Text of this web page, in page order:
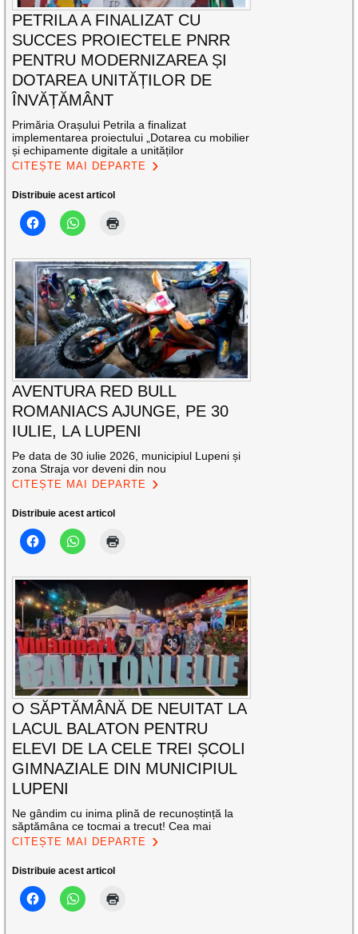
PETRILA A FINALIZAT CU
SUCCES PROIECTELE PNRR
PENTRU MODERNIZAREA ȘI
DOTAREA UNITĂȚILOR DE
ÎNVĂȚĂMÂNT
Primăria Orașului Petrila a finalizat
implementarea proiectului „Dotarea cu mobilier
și echipamente digitale a unităților
CITEȘTE MAI DEPARTE
Distribuie acest articol
AVENTURA RED BULL
ROMANIACS AJUNGE, PE 30
IULIE, LA LUPENI
Pe data de 30 iulie 2026, municipiul Lupeni și
zona Straja vor deveni din nou
CITEȘTE MAI DEPARTE
Distribuie acest articol
O SĂPTĂMÂNĂ DE NEUITAT LA
LACUL BALATON PENTRU
ELEVI DE LA CELE TREI ȘCOLI
GIMNAZIALE DIN MUNICIPIUL
LUPENI
Ne gândim cu inima plină de recunoștință la
săptămâna ce tocmai a trecut! Cea mai
CITEȘTE MAI DEPARTE
Distribuie acest articol